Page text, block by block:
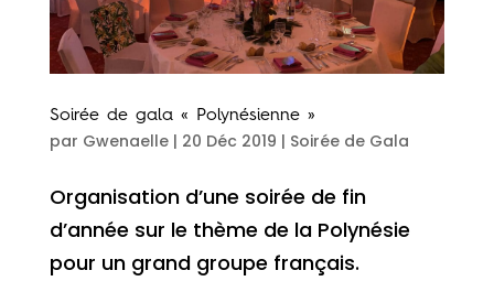
Soirée de gala « Polynésienne »
par Gwenaelle| 20 Déc 2019 | Soirée de Gala
Organisation d’une soirée de fin
d’année sur le thème de la Polynésie
pour un grand groupe français.